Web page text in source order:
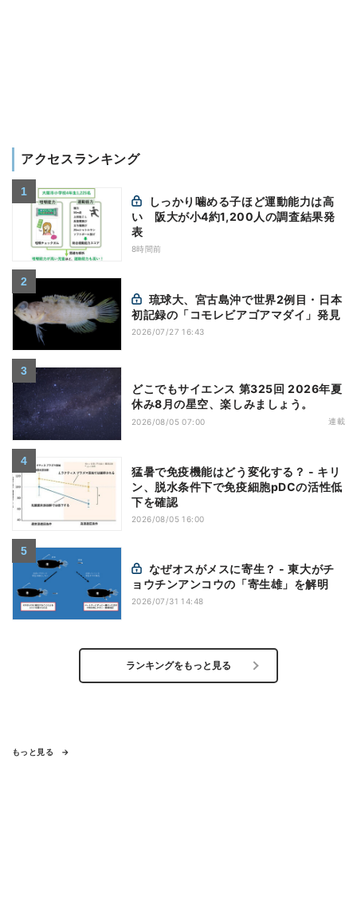
アクセスランキング
い 阪大が小4約1,200人の調査結果発
表
8時間前
初記録の「コモレビアゴアマダイ」発見
2026/07/27 16:43
どこでもサイエンス 第325回 2026年夏
休み8月の星空、楽しみましょう。
2026/08/05 07:00 連載
猛暑で免疫機能はどう変化する？ - キリ
ン、脱水条件下で免疫細胞pDCの活性低
下を確認
2026/08/05 16:00
ョウチンアンコウの「寄生雄」を解明
2026/07/31 14:48
ランキングをもっと見る
もっと見る